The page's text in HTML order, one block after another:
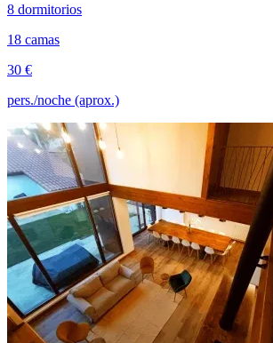
8 dormitorios
18 camas
30 €
pers./noche (aprox.)